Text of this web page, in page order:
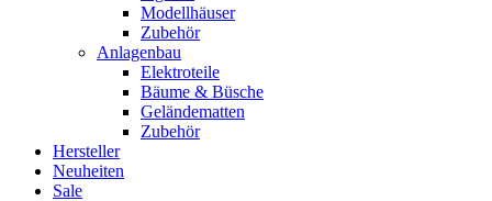
Modellhäuser
Zubehör
Anlagenbau
Elektroteile
Bäume & Büsche
Geländematten
Zubehör
Hersteller
Neuheiten
Sale